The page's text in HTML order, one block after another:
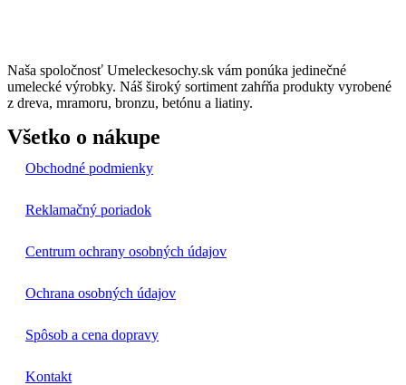
Naša spoločnosť Umeleckesochy.sk vám ponúka jedinečné
umelecké výrobky. Náš široký sortiment zahŕňa produkty vyrobené
z dreva, mramoru, bronzu, betónu a liatiny.
Všetko o nákupe
Obchodné podmienky
Reklamačný poriadok
Centrum ochrany osobných údajov
Ochrana osobných údajov
Spôsob a cena dopravy
Kontakt